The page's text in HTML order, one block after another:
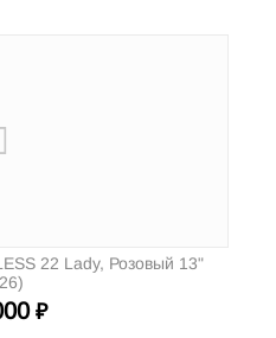
22 Lady, Розовый 13"
₽